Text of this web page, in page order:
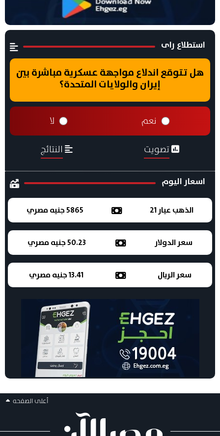
استطلاع راى
هل تتوقع اندلاع مواجهة عسكرية مباشرة بين
إيران والولايات المتحدة؟
نعم لا
تصويت النتائج
اسعار اليوم
الذهب عيار 21 5865 جنيه مصري
سعر الدولار 50.23 جنيه مصري
سعر الريال 13.41 جنيه مصري
أعلى الصفحه